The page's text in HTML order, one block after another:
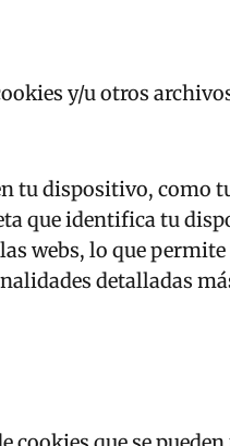
y/u otros
tu dispositivo, como
que identifica tu
webs, lo que
detalladas